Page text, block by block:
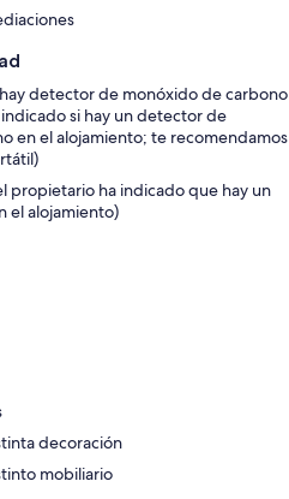
detector de monóxido de carbono
si hay un detector de
en el alojamiento; te recomendamos
propietario ha indicado que hay un
el alojamiento)
decoración
mobiliario